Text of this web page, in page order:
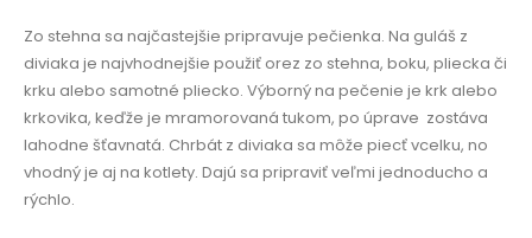
Zo stehna sa najčastejšie pripravuje pečienka. Na guláš z
diviaka je najvhodnejšie použiť orez zo stehna, boku, pliecka či
krku alebo samotné pliecko. Výborný na pečenie je krk alebo
krkovika, keďže je mramorovaná tukom, po úprave zostáva
lahodne šťavnatá. Chrbát z diviaka sa môže piecť vcelku, no
vhodný je aj na kotlety. Dajú sa pripraviť veľmi jednoducho a
rýchlo.